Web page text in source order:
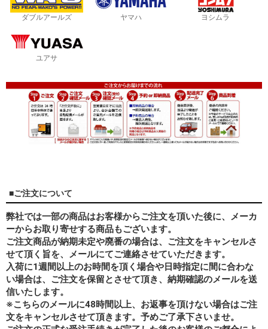
ダブルアールズ ヤマハ ヨシムラ
ユアサ
■ご注文について
弊社では一部の商品はお客様からご注文を頂いた後に、メーカ
ーからお取り寄せする商品もございます。
ご注文商品が納期未定や廃番の場合は、ご注文をキャンセルさ
せて頂く旨を、メールにてご連絡させていただきます。
入荷に1週間以上のお時間を頂く場合や日時指定に間に合わな
い場合は、ご注文を保留とさせて頂き、納期確認のメールを送
信いたします。
※こちらのメールに48時間以上、お返事を頂けない場合はご注
文をキャンセルさせて頂きます。予めご了承下さいませ。